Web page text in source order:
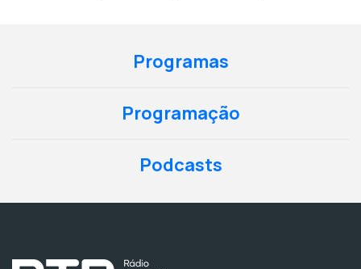
Programas
Programação
Podcasts